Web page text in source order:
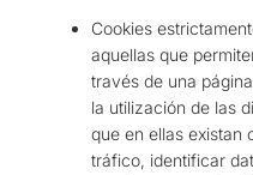
Cookies
aquellas que
través de una
la utilización de las
que en ellas existan
tráfico, identificar